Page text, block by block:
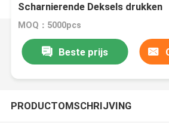
Scharnierende Deksels drukken
MOQ：5000pcs
Beste prijs
PRODUCTOMSCHRIJVING